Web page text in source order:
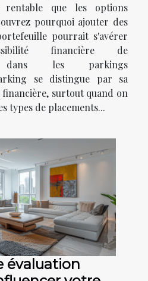
que les options
pourquoi ajouter des
pourrait s'avérer
financière de
dans les parkings
se distingue par sa
financière, surtout quand on
types de placements...
évaluation